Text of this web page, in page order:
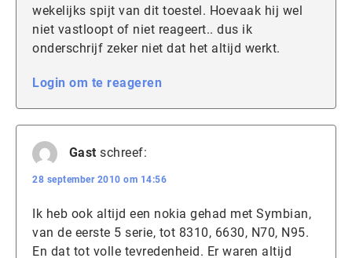
wekelijks spijt van dit toestel. Hoevaak hij wel
niet vastloopt of niet reageert.. dus ik
onderschrijf zeker niet dat het altijd werkt.
Login om te reageren
Gast schreef:
28 september 2010 om 14:56
Ik heb ook altijd een nokia gehad met Symbian,
van de eerste 5 serie, tot 8310, 6630, N70, N95.
En dat tot volle tevredenheid. Er waren altijd